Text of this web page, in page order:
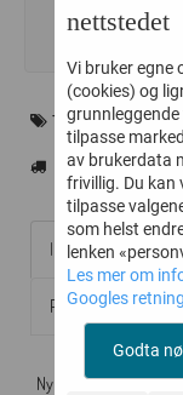
THE ARCHIVIST
Informasjon
Produsent
Nydelig, stor
nettstedet
Vi bruker egne
(cookies) og
tilpasse
av brukerdata
frivillig. Du kan
tilpasse
som helst
lenken
Les mer om
Googles
Godta